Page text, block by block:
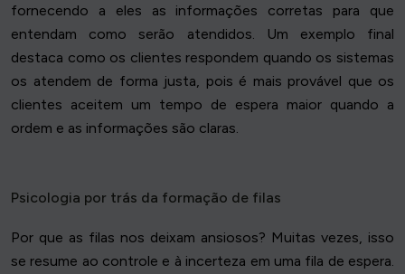
fornecendo a eles as informações corretas para que
entendam como serão atendidos. Um exemplo final
destaca como os clientes respondem quando os sistemas
os atendem de forma justa, pois é mais provável que os
clientes aceitem um tempo de espera maior quando a
ordem e as informações são claras.
Psicologia por trás da formação de filas
Por que as filas nos deixam ansiosos? Muitas vezes, isso
se resume ao controle e à incerteza em uma fila de espera.